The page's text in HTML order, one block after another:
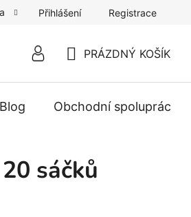
Přihlášení Registrace
KOŠÍK
PRÁZDNÝ KOŠÍK
Blog Obchodní spolupráce
sáčků